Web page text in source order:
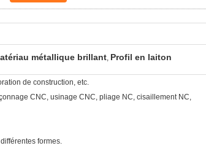
métallique brillant, Profil en laiton
de construction, etc.
CNC, usinage CNC, pliage NC, cisaillement NC,
formes.